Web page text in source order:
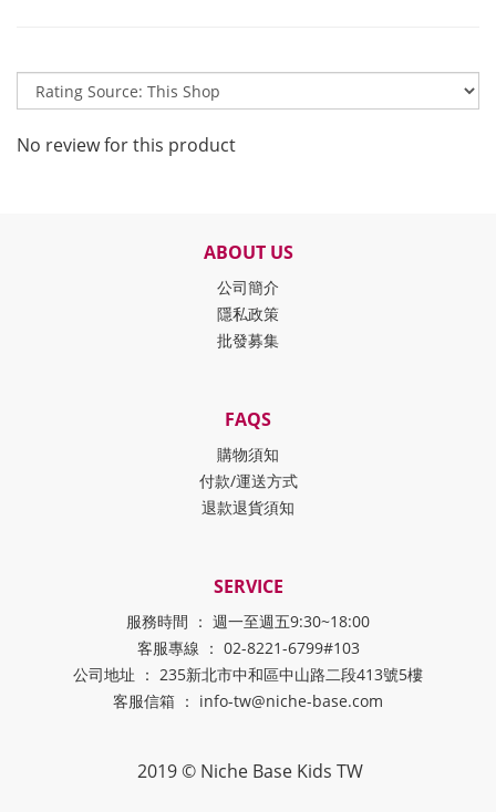
No review for this product
ABOUT US
公司簡介
隱私政策
批發募集
FAQS
購物須知
付款/運送方式
退款退貨須知
SERVICE
服務時間 ： 週一至週五9:30~18:00
客服專線 ： 02-8221-6799#103
公司地址 ： 235新北市中和區中山路二段413號5樓
客服信箱 ： info-tw@niche-base.com
2019 © Niche Base Kids TW